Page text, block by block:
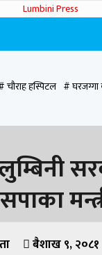
चौराह हस्पिटल # घरजग्गा
समाज डेन्टल #
# नेपाली कांग्रेस #
नेकपा # रुपन्देही १ #
# बुटवल
बैशाख ९, २०८१